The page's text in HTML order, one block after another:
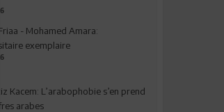
- Mohamed Amara:
exemplaire
Kacem: L’arabophobie s’en prend
arabes